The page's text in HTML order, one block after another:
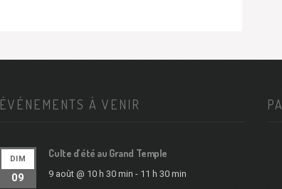
ÉVÉNEMENTS À VENIR
DIM
09
Culte d’été au Grand Temple
9 août @ 10 h 30 min - 11 h 30 min